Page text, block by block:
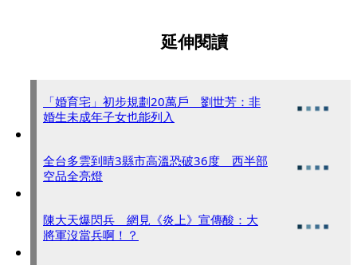
延伸閱讀
「婚育宅」初步規劃20萬戶 劉世芳：非
婚生未成年子女也能列入
全台多雲到晴3縣市高溫恐破36度 西半部
空品全亮燈
陳大天爆閃兵 網見《炎上》宣傳酸：大
將軍沒當兵啊！？